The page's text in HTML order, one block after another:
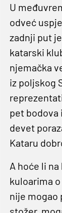
U
odveć
zadnji put
katarski
njemačka
iz poljskog
pet bodova
devet
Kataru
A hoće li
kuloarima
nije mogao